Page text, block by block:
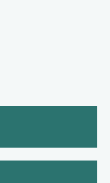
cookiepolitik